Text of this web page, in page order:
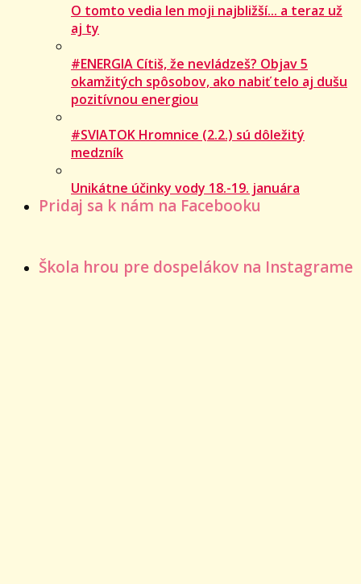
O tomto vedia len moji najbližší... a teraz už
aj ty
#ENERGIA Cítiš, že nevládzeš? Objav 5
okamžitých spôsobov, ako nabiť telo aj dušu
pozitívnou energiou
#SVIATOK Hromnice (2.2.) sú dôležitý
medzník
Unikátne účinky vody 18.-19. januára
Pridaj sa k nám na Facebooku
Škola hrou pre dospelákov na Instagrame